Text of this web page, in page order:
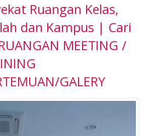
Ruangan Kelas,
dan Kampus | Cari
MEETING /
GALERY